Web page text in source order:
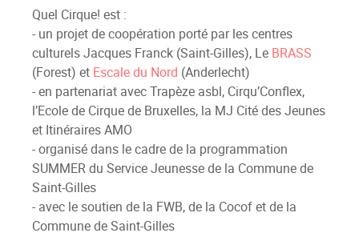
Quel Cirque! est :
- un projet de coopération porté par les centres
culturels Jacques Franck (Saint-Gilles), Le BRASS
(Forest) et Escale du Nord (Anderlecht)
- en partenariat avec Trapèze asbl, Cirqu’Conflex,
l’Ecole de Cirque de Bruxelles, la MJ Cité des Jeunes
et Itinéraires AMO
- organisé dans le cadre de la programmation
SUMMER du Service Jeunesse de la Commune de
Saint-Gilles
- avec le soutien de la FWB, de la Cocof et de la
Commune de Saint-Gilles